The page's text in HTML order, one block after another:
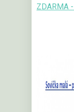
ZDARMA